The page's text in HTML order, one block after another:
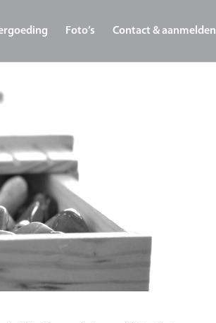
Foto’s Contact & aanmelden